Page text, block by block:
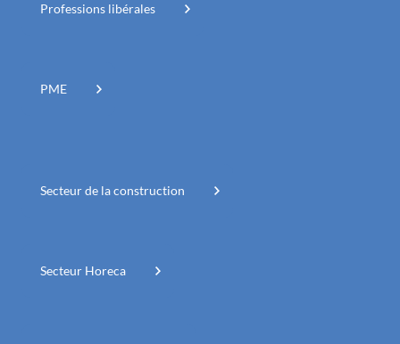
Professions libérales
PME
Secteur de la construction
Secteur Horeca